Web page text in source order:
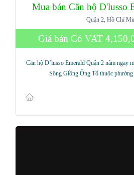
Mua bán Căn hộ D'lusso
Quận 2, Hồ Chí
Giá bán Có VAT
Căn hộ D’lusso Emerald Quận 2 nằm ngay
Sông Giồng Ông Tố thuộc